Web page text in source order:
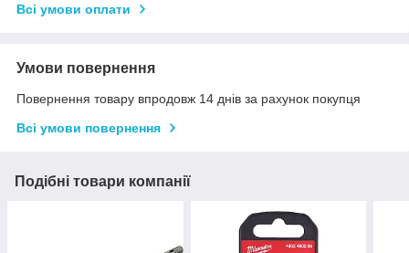
Всі умови оплати
Умови повернення
Повернення товару впродовж 14 днів за рахунок покупця
Всі умови повернення
Подібні товари компанії